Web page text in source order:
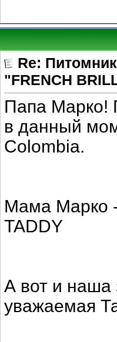
Re:
"FRENCH
Папа Марко!
в данный
Colombia.
Мама Марко
TADDY
А вот и наша
уважаемая